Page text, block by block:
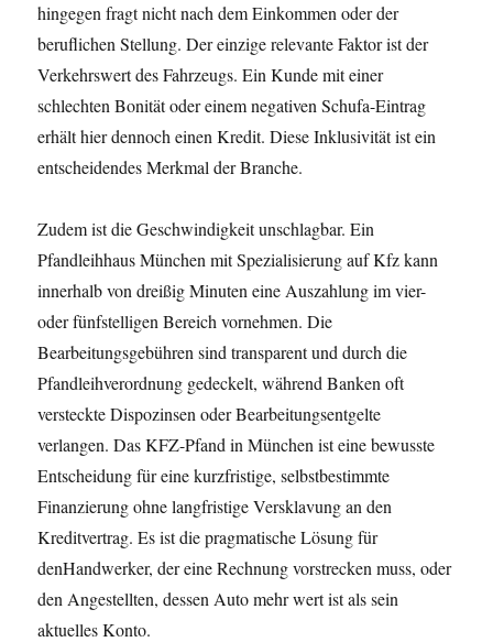
hingegen fragt nicht nach dem Einkommen oder der
beruflichen Stellung. Der einzige relevante Faktor ist der
Verkehrswert des Fahrzeugs. Ein Kunde mit einer
schlechten Bonität oder einem negativen Schufa-Eintrag
erhält hier dennoch einen Kredit. Diese Inklusivität ist ein
entscheidendes Merkmal der Branche.
Zudem ist die Geschwindigkeit unschlagbar. Ein
Pfandleihhaus München mit Spezialisierung auf Kfz kann
innerhalb von dreißig Minuten eine Auszahlung im vier-
oder fünfstelligen Bereich vornehmen. Die
Bearbeitungsgebühren sind transparent und durch die
Pfandleihverordnung gedeckelt, während Banken oft
versteckte Dispozinsen oder Bearbeitungsentgelte
verlangen. Das KFZ-Pfand in München ist eine bewusste
Entscheidung für eine kurzfristige, selbstbestimmte
Finanzierung ohne langfristige Versklavung an den
Kreditvertrag. Es ist die pragmatische Lösung für
denHandwerker, der eine Rechnung vorstrecken muss, oder
den Angestellten, dessen Auto mehr wert ist als sein
aktuelles Konto.